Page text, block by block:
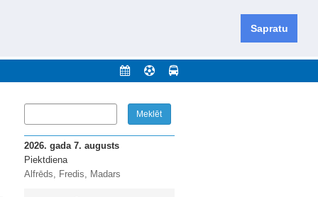
Sapratu
novadu un apkārtējos novadus un pilsētas.
2026. gada 7. augusts
Piektdiena
Alfrēds, Fredis, Madars